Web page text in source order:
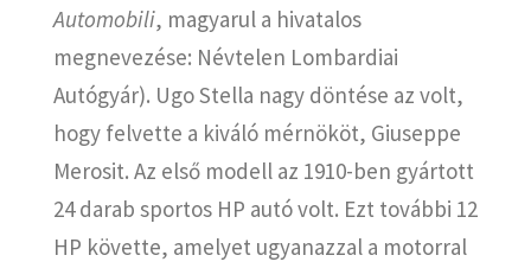
Automobili, magyarul a hivatalos
megnevezése: Névtelen Lombardiai
Autógyár). Ugo Stella nagy döntése az volt,
hogy felvette a kiváló mérnököt, Giuseppe
Merosit. Az első modell az 1910-ben gyártott
24 darab sportos HP autó volt. Ezt további 12
HP követte, amelyet ugyanazzal a motorral